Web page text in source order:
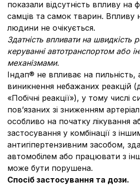
показали відсутність впливу на
самців та самок тварин. Впливу
людини не очікується.
Здатність впливати на швидкість
керуванні автотранспортом або
механізмами.
Індап® не впливає на пильність,
виникнення небажаних реакцій
«Побічні реакції»), у тому числі
пов’язаних зі зниженням
особливо на початку лікування
застосування у комбінації з
антигіпертензивним засобом,
автомобілем або працювати з
може бути порушена.
Спосіб застосування та дози.